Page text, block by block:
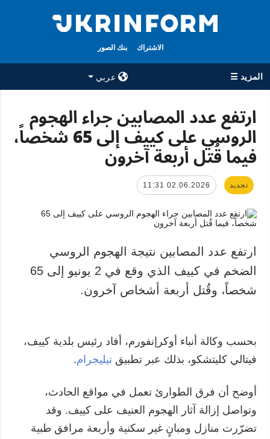
الاشتراك بنك الصور
المزيد ☰
عربي
جميع الأقسام
حرب
اقتصاد
تعافي أوكرانيا
مجتمع
الدفاع
رياضة
الوكالة
الوكالة
وحماية البيانات
المزيد
الصور
الفيديوهات
خدمات
ارتفع عدد المصابين جراء الهجوم
الروسي على كييف إلى 65 شخصاً،
فيما قُتل أربعة آخرون
تجديد 02.06.2026 11:31
ارتفع عدد المصابين نتيجة الهجوم الروسي
الضخم في كييف الذي وقع في 2 يونيو إلى 65
شخصاً، وقُتل أربعة أشخاص آخرون.
بحسب وكالة أنباء أوكرإنفورم، أفاد رئيس بلدية كييف،
فيتالي كليتشكو، بذلك عبر تطبيقتيليجرام.
أوضح أن فرق الطوارئ تعمل في مواقع الحادث،
وتواصل إزالة آثار الهجوم العنيف على كييف. وقد
تضرّرت منازل ومبانٍ غير سكنية وأربعة مرافق طبية